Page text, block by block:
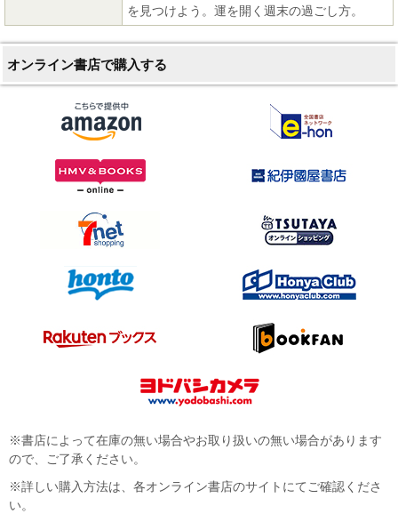
を見つけよう。運を開く週末の過ごし方。
オンライン書店で購入する
※書店によって在庫の無い場合やお取り扱いの無い場合があります
ので、ご了承ください。
※詳しい購入方法は、各オンライン書店のサイトにてご確認くださ
い。